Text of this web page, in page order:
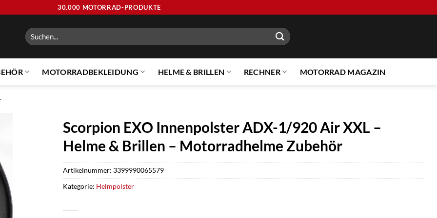
30.000 MOTORRAD-PRODUKTE
Suchen
nach:
MOTORRADBEKLEIDUNG HELME & BRILLEN RECHNER MOTORRAD MAGAZIN
Scorpion EXO Innenpolster ADX-1/920 Air XXL –
Helme & Brillen – Motorradhelme Zubehör
Artikelnummer: 3399990065579
Kategorie: Helmpolster